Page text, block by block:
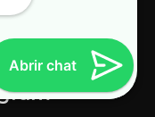
Abrir chat